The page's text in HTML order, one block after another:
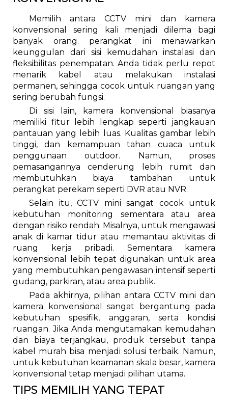
Memilih antara CCTV mini dan kamera
konvensional sering kali menjadi dilema bagi
banyak orang. perangkat ini menawarkan
keunggulan dari sisi kemudahan instalasi dan
fleksibilitas penempatan. Anda tidak perlu repot
menarik kabel atau melakukan instalasi
permanen, sehingga cocok untuk ruangan yang
sering berubah fungsi.
Di sisi lain, kamera konvensional biasanya
memiliki fitur lebih lengkap seperti jangkauan
pantauan yang lebih luas. Kualitas gambar lebih
tinggi, dan kemampuan tahan cuaca untuk
penggunaan outdoor. Namun, proses
pemasangannya cenderung lebih rumit dan
membutuhkan biaya tambahan untuk
perangkat perekam seperti DVR atau NVR.
Selain itu, CCTV mini sangat cocok untuk
kebutuhan monitoring sementara atau area
dengan risiko rendah. Misalnya, untuk mengawasi
anak di kamar tidur atau memantau aktivitas di
ruang kerja pribadi. Sementara kamera
konvensional lebih tepat digunakan untuk area
yang membutuhkan pengawasan intensif seperti
gudang, parkiran, atau area publik.
Pada akhirnya, pilihan antara CCTV mini dan
kamera konvensional sangat bergantung pada
kebutuhan spesifik, anggaran, serta kondisi
ruangan. Jika Anda mengutamakan kemudahan
dan biaya terjangkau, produk tersebut tanpa
kabel murah bisa menjadi solusi terbaik. Namun,
untuk kebutuhan keamanan skala besar, kamera
konvensional tetap menjadi pilihan utama.
TIPS MEMILIH YANG TEPAT